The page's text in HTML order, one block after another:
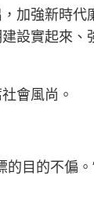
加強新時代
設實起來、
會風尚。
目的不偏